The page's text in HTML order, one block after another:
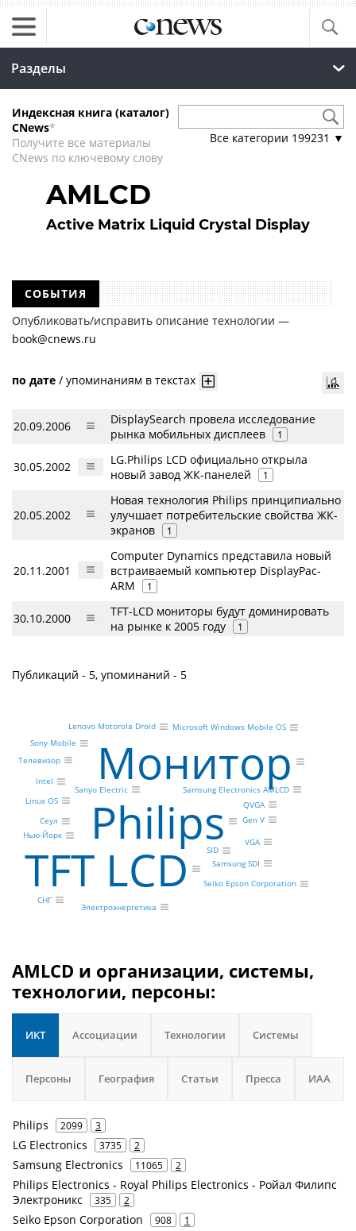
Разделы
Индексная книга (каталог)
CNews*
Получите все материалы
CNews по ключевому слову
Все категории 199231 ▼
AMLCD
Active Matrix Liquid Crystal Display
СОБЫТИЯ
Опубликовать/исправить описание технологии —
book@cnews.ru
по дате / упоминаниям в текстах
20.09.2006
DisplaySearch провела исследование
рынка мобильных дисплеев
1
30.05.2002
LG.Philips LCD официально открыла
новый завод ЖК-панелей
1
20.05.2002
Новая технология Philips принципиально
улучшает потребительские свойства ЖК-
экранов
1
20.11.2001
Computer Dynamics представила новый
встраиваемый компьютер DisplayPac-
ARM
1
30.10.2000
TFT-LCD мониторы будут доминировать
на рынке к 2005 году
1
Публикаций - 5, упоминаний - 5
Philips
Монитор
TFT LCD
Seiko Epson Corporation
Samsung SDI
Samsung Electronics AMLCD
Sanyo Electric
Sony Mobile
SID
VGA
Телевизор
Gen V
QVGA
Microsoft Windows Mobile OS
Intel
Lenovo Motorola Droid
Linux OS
Сеул
Нью-Йорк
СНГ
Электроэнергетика
AMLCD и организации, системы,
технологии, персоны:
ИКТ Ассоциации Технологии Системы
Персоны География Статьи Пресса ИАА
Philips 2099 3
LG Electronics 3735 2
Samsung Electronics 11065 2
Philips Electronics - Royal Philips Electronics - Ройал Филипс
Электроникс
335 2
Seiko Epson Corporation 908 1